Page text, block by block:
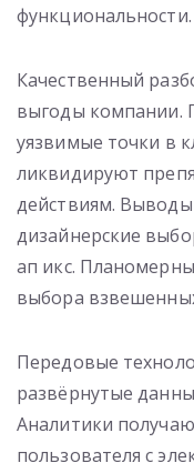
функциональности.
Качественный
выгоды компании.
уязвимые точки в
ликвидируют
действиям. Выводы
дизайнерские
ап икс.
выбора
Передовые
развёрнутые
Аналитики
пользователя с